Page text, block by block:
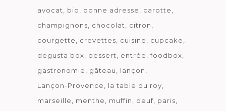
avocat
bio bonne adresse
carotte
champignons
chocolat
citron
courgette
crevettes cuisine
cupcake
degusta box
dessert entrée
foodbox
gastronomie
gâteau
lançon
Lançon-Provence
la table du roy
marseille
menthe muffin oeuf paris